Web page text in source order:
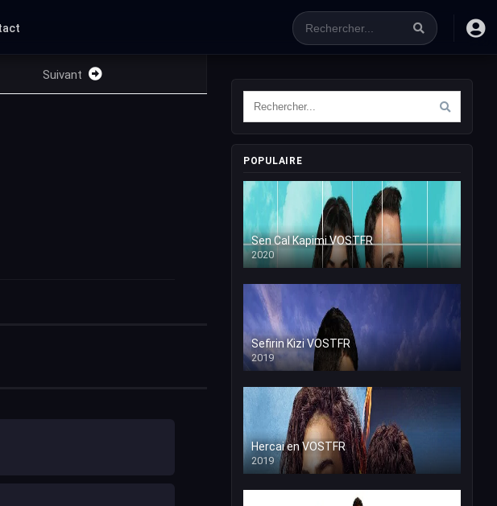
Suivant
POPULAIRE
Sen Cal Kapimi VOSTFR
2020
Sefirin Kizi VOSTFR
2019
Hercai en VOSTFR
2019